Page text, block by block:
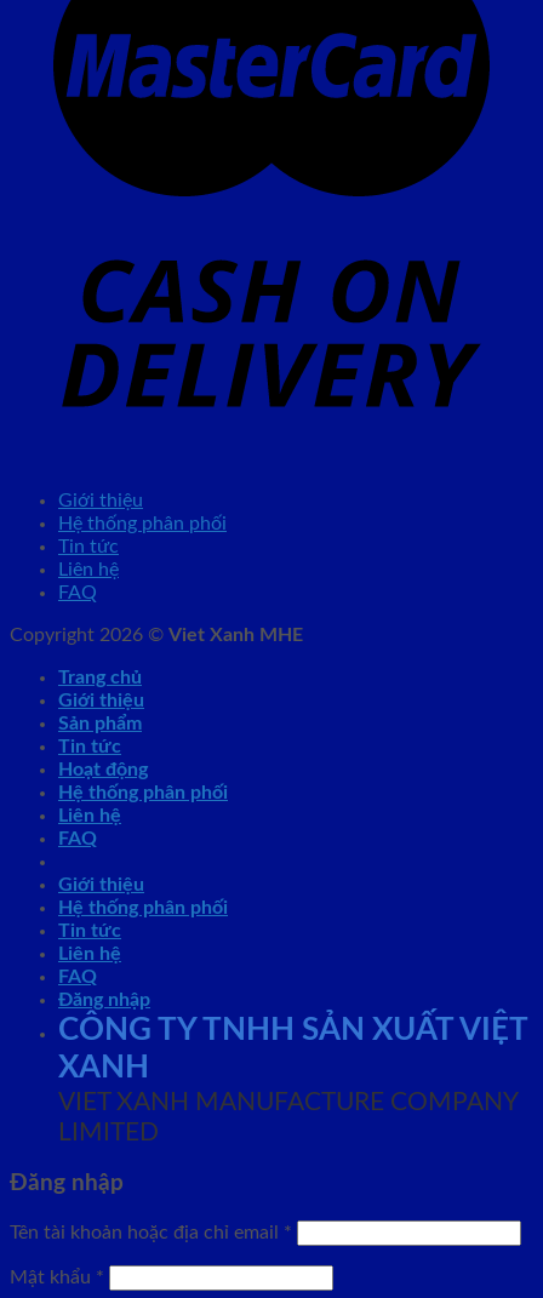
Giới thiệu
Hệ thống phân phối
Tin tức
Liên hệ
FAQ
Copyright 2026 © Viet Xanh MHE
Trang chủ
Giới thiệu
Sản phẩm
Tin tức
Hoạt động
Hệ thống phân phối
Liên hệ
FAQ
Giới thiệu
Hệ thống phân phối
Tin tức
Liên hệ
FAQ
Đăng nhập
CÔNG TY TNHH SẢN XUẤT VIỆT
XANH
VIET XANH MANUFACTURE COMPANY
LIMITED
Đăng nhập
Tên tài khoản hoặc địa chỉ email *
Mật khẩu *